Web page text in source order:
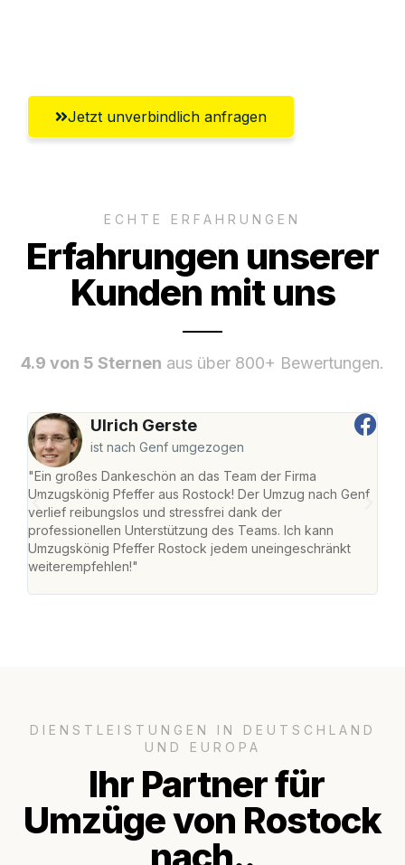
Jetzt unverbindlich anfragen
ECHTE ERFAHRUNGEN
Erfahrungen unserer
Kunden mit uns
4.9 von 5 Sternen aus über 800+ Bewertungen.
Ulrich Gerste
ist nach Genf umgezogen
"Ein großes Dankeschön an das Team der Firma
Umzugskönig Pfeffer aus Rostock! Der Umzug nach Genf
verlief reibungslos und stressfrei dank der
professionellen Unterstützung des Teams. Ich kann
Umzugskönig Pfeffer Rostock jedem uneingeschränkt
weiterempfehlen!"
DIENSTLEISTUNGEN IN DEUTSCHLAND
UND EUROPA
Ihr Partner für
Umzüge von Rostock